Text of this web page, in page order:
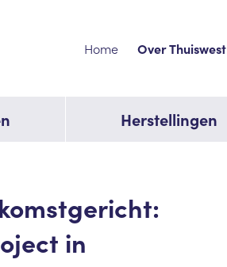
Home Over Thuiswest
Herstellingen
in